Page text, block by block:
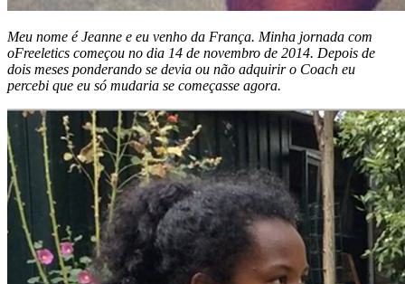
Meu nome é Jeanne e eu venho da França. Minha jornada com
oFreeletics começou no dia 14 de novembro de 2014. Depois de
dois meses ponderando se devia ou não adquirir o Coach eu
percebi que eu só mudaria se começasse agora.